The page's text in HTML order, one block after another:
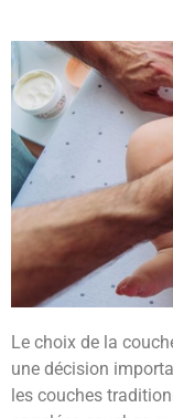
Le choix de la
une décision
les couches